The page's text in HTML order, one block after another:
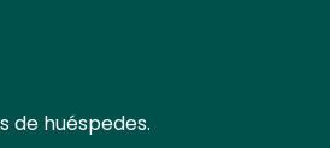
de huéspedes.